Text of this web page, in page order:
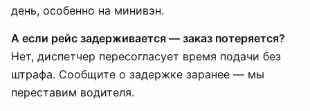
день, особенно на минивэн.
А если рейс задерживается — заказ потеряется?
Нет, диспетчер пересогласует время подачи без
штрафа. Сообщите о задержке заранее — мы
переставим водителя.